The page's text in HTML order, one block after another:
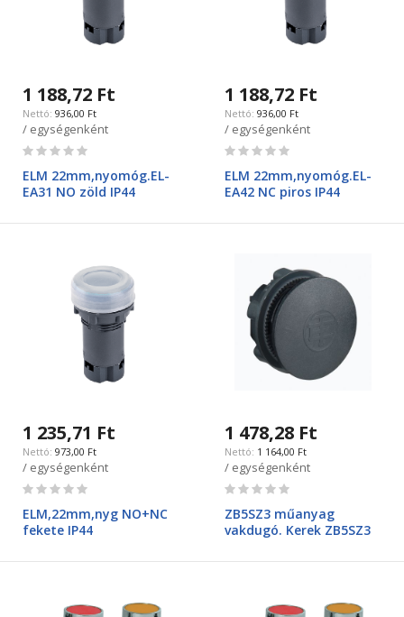
1 188,72 Ft
936,00 Ft
/ egységenként
Rating:
ELM 22mm,nyomóg.EL-
EA31 NO zöld IP44
1 188,72 Ft
936,00 Ft
/ egységenként
Rating:
ELM 22mm,nyomóg.EL-
EA42 NC piros IP44
1 235,71 Ft
973,00 Ft
/ egységenként
Rating:
ELM,22mm,nyg NO+NC
fekete IP44
1 478,28 Ft
1 164,00 Ft
/ egységenként
Rating:
ZB5SZ3 műanyag
vakdugó. Kerek ZB5SZ3